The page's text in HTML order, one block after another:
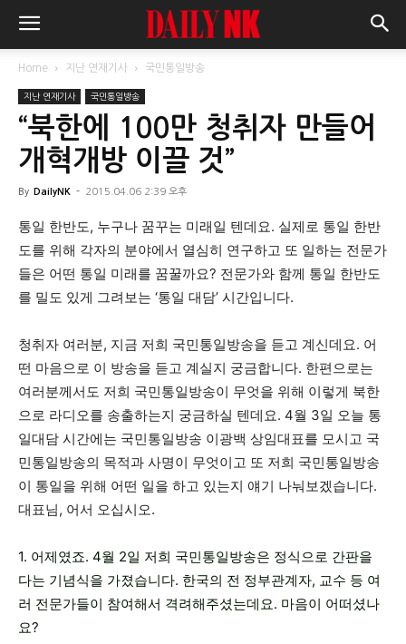
Home 지난 연재기사 국민통일방송
지난 연재기사 국민통일방송
“북한에 100만 청취자 만들어
개혁개방 이끌 것”
By DailyNK - 2015.04.06 2:39 오후
통일 한반도, 누구나 꿈꾸는 미래일 텐데요. 실제로 통일 한반
도를 위해 각자의 분야에서 열심히 연구하고 또 일하는 전문가
들은 어떤 통일 미래를 꿈꿀까요? 전문가와 함께 통일 한반도
를 밀도 있게 그려보는 ‘통일 대담’ 시간입니다.
청취자 여러분, 지금 저희 국민통일방송을 듣고 계신데요. 어
떤 마음으로 이 방송을 듣고 계실지 궁금합니다. 한편으로는
여러분께서도 저희 국민통일방송이 무엇을 위해 이렇게 북한
으로 라디오를 송출하는지 궁금하실 텐데요. 4월 3일 오늘 통
일대담 시간에는 국민통일방송 이광백 상임대표를 모시고 국
민통일방송의 목적과 사명이 무엇이고 또 저희 국민통일방송
이 통일을 위해 어떤 일을 하고 있는지 얘기 나눠보겠습니다.
대표님, 어서 오십시오.
1. 어제였죠. 4월 2일 저희 국민통일방송은 정식으로 간판을
다는 기념식을 가졌습니다. 한국의 전 정부관계자, 교수 등 여
러 전문가들이 참여해서 격려해주셨는데요. 마음이 어떠셨나
요?